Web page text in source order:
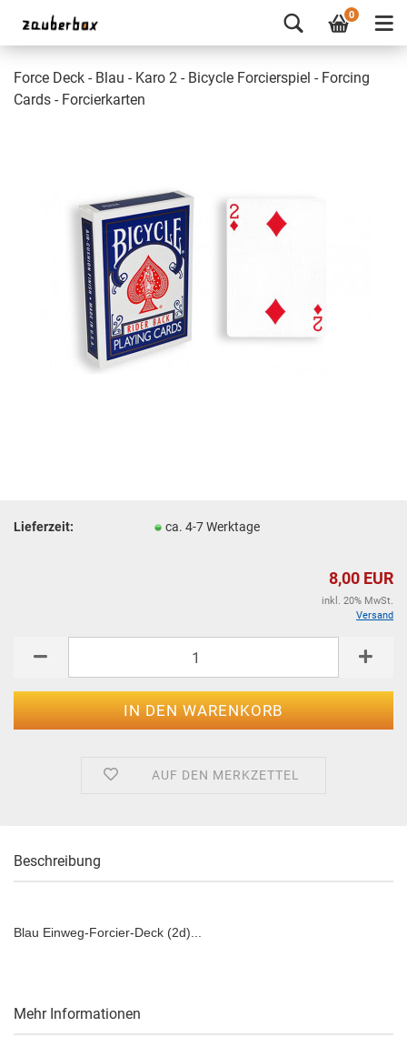
0
Force Deck - Blau - Karo 2 - Bicycle Forcierspiel - Forcing
Cards - Forcierkarten
Lieferzeit: ca. 4-7 Werktage
8,00 EUR
inkl. 20% MwSt.
Versand
AUF DEN MERKZETTEL
Beschreibung
Blau Einweg-Forcier-Deck (2d)...
Mehr Informationen